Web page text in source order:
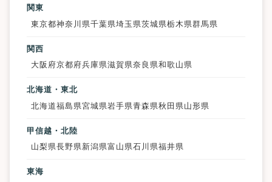
関東
東京都神奈川県千葉県埼玉県茨城県栃木県群馬県
関西
大阪府京都府兵庫県滋賀県奈良県和歌山県
北海道・東北
北海道福島県宮城県岩手県青森県秋田県 山形県
甲信越・北陸
山梨県長野県新潟県富山県石川県福井県
東海